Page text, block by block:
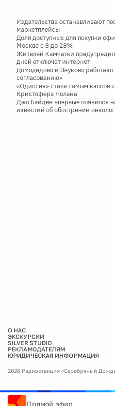
Издательства останавливают
маркетплейсы
Доля доступных для покупки
Москве с 8 до 28%
Жителей Камчатки
дней отключат интернет
Домодедово и Внуково
согласованию»
«Одиссея» стала самым
Кристофера Нолана
Джо Байден впервые появился
известий об обострении
О НАС
ЭКСКУРСИИ
SILVER STUDIO
РЕКЛАМОДАТЕЛЯМ
ЮРИДИЧЕСКАЯ ИНФОРМАЦИЯ
2026 Радиостанция «Серебряный
Прямой эфир